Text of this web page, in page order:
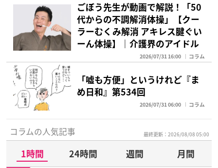
ごぼう先生が動画で解説！「50
代からの不調解消体操」【クー
ラーむくみ解消 アキレス腱ぐい
ーん体操】｜介護界のアイドル
2026/07/31 16:00 コラム
「嘘も方便」というけれど『ま
め日和』第534回
2026/07/31 06:00 コラム
コラムの人気記事 最終更新：2026/08/08 05:00
1時間 24時間 週間
月間